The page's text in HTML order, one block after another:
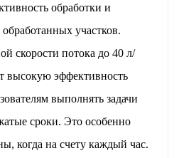
обработки и
участков.
скорости потока до 40 л/
высокую эффективность
выполнять задачи
сроки. Это особенно
когда на счету каждый час.